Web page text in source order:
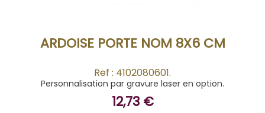
ARDOISE PORTE NOM 8X6 CM
Ref : 4102080601.
Personnalisation par gravure laser en option.
12,73 €